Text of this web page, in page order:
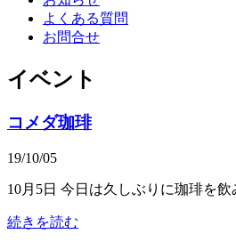
よくある質問
お問合せ
イベント
コメダ珈琲
19/10/05
10月5日 今日は久しぶりに珈琲を
続きを読む